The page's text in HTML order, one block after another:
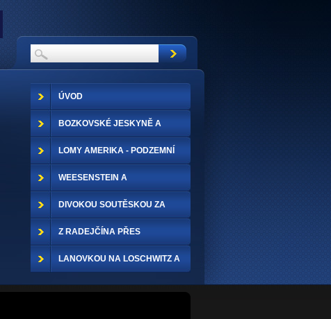
ÚVOD
BOZKOVSKÉ JESKYNĚ A
RIEGEROVA STEZKA
LOMY AMERIKA - PODZEMNÍ
ŠTOLY
WEESENSTEIN A
GROSSSEDLITZ
DIVOKOU SOUTĚSKOU ZA
TRPASLÍKY
Z RADEJČÍNA PŘES
VYHLÍDKY A ZPĚT LODÍ
LANOVKOU NA LOSCHWITZ A
DRÁŽĎANY NETRADIČNĚ